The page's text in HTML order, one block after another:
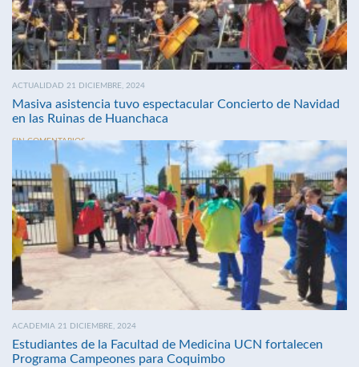
ACTUALIDAD 21 DICIEMBRE, 2024
Masiva asistencia tuvo espectacular Concierto de Navidad
en las Ruinas de Huanchaca
SIN COMENTARIOS
ACADEMIA 21 DICIEMBRE, 2024
Estudiantes de la Facultad de Medicina UCN fortalecen
Programa Campeones para Coquimbo